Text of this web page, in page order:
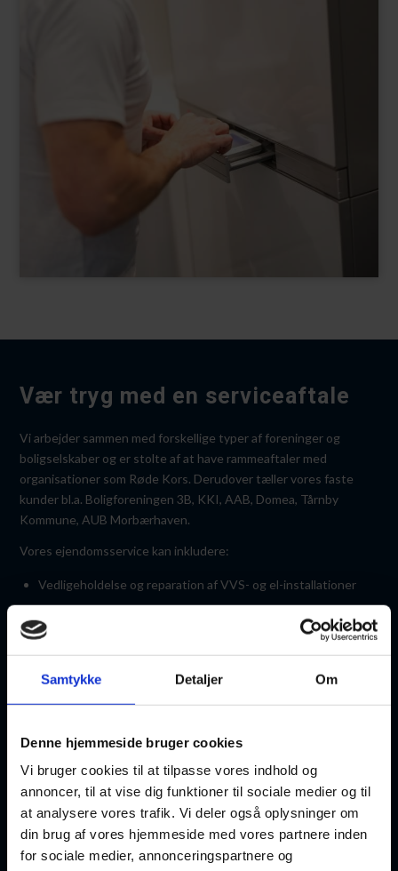
Samtykke Detaljer Om
Denne hjemmeside bruger cookies
Vi bruger cookies til at tilpasse vores indhold og
annoncer, til at vise dig funktioner til sociale medier og til
at analysere vores trafik. Vi deler også oplysninger om
din brug af vores hjemmeside med vores partnere inden
for sociale medier, annonceringspartnere og
Vær tryg med en serviceaftale
Vi arbejder sammen med forskellige typer af foreninger og
boligselskaber og er stolte af at have rammeaftaler med
organisationer som Røde Kors. Derudover tæller vores faste
kunder bl.a. Boligforeningen 3B, KKI, AAB, Domea, Tårnby
Kommune, AUB Morbærhaven​.
Vores ejendomsservice kan inkludere:
Vedligeholdelse og reparation af VVS- og el-installationer
Energioptimering og rådgivning
Renovering og opgradering af ejendommens tekniske
systemer
Installation og vedligeholdelse af varmepumper og andre
energiløsninger
driftsstop og skader
Vi lægger vægt på at levere en skræddersyet service, der passer
til de specifikke behov og krav hos hver enkelt forening og
boligselskab.